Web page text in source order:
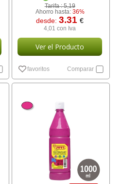
Tarifa :5,19
Ahorro hasta: 36%
desde:3.31€
4,01 con Iva
Ver el Producto
favoritos Comparar